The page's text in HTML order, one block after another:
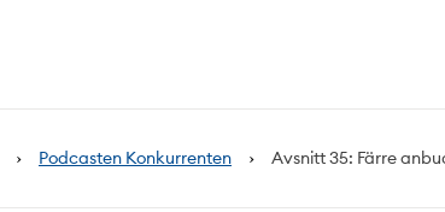
Podcasten Konkurrenten Avsnitt 35: Färre